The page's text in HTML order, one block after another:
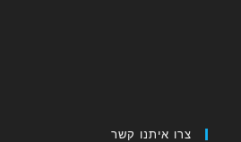
צרו איתנו קשר